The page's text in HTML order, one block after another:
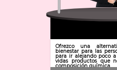
Ofrezco una
bienestar para las
para ir alejando poco
vidas productos que
composición química.